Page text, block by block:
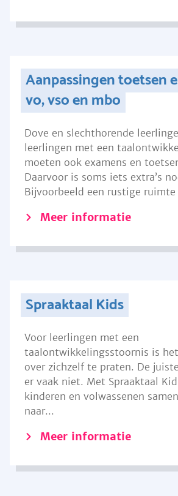
Aanpassingen toetsen
vo, vso en mbo
Dove en slechthorende
leerlingen met een
moeten ook examens en
Daarvoor is soms iets extra’s
Bijvoorbeeld een rustige ruimte
Meer informatie
Spraaktaal Kids
Voor leerlingen met een
taalontwikkelingsstoornis is
over zichzelf te praten. De
er vaak niet. Met Spraaktaal
kinderen en volwassenen
naar...
Meer informatie